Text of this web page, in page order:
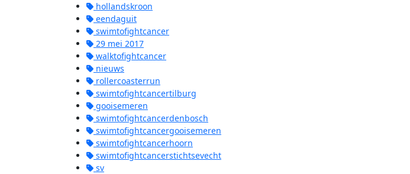
hollandskroon
eendaguit
swimtofightcancer
29 mei 2017
walktofightcancer
nieuws
rollercoasterrun
swimtofightcancertilburg
gooisemeren
swimtofightcancerdenbosch
swimtofightcancergooisemeren
swimtofightcancerhoorn
swimtofightcancerstichtsevecht
sv